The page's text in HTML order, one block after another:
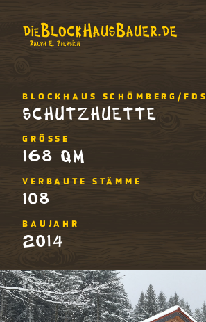
BLOCKHAUS SCHÖMBERG/FDS
SCHUTZHUETTE
GRÖSSE
168 QM
VERBAUTE STÄMME
108
BAUJAHR
2014